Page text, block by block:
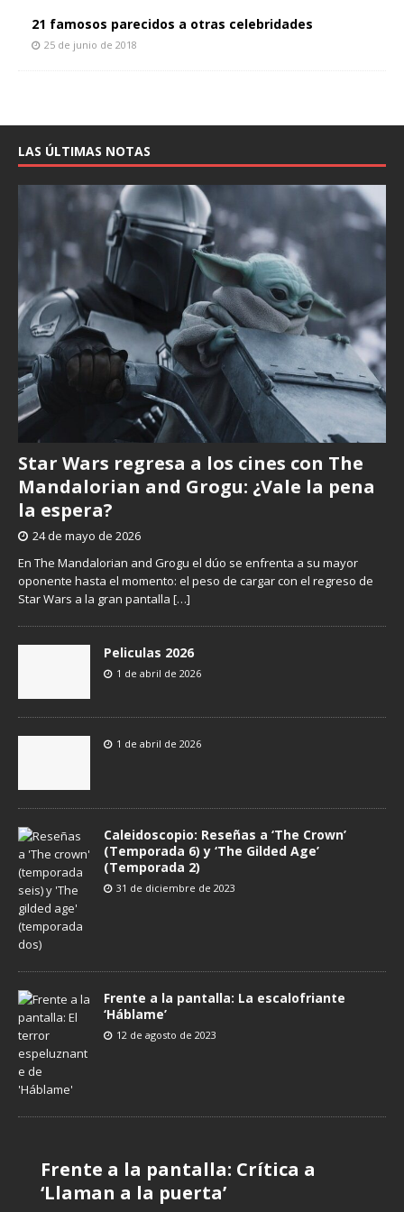
21 famosos parecidos a otras celebridades
25 de junio de 2018
LAS ÚLTIMAS NOTAS
Star Wars regresa a los cines con The
Mandalorian and Grogu: ¿Vale la pena
la espera?
24 de mayo de 2026
En The Mandalorian and Grogu el dúo se enfrenta a su mayor
oponente hasta el momento: el peso de cargar con el regreso de
Star Wars a la gran pantalla […]
Peliculas 2026
1 de abril de 2026
1 de abril de 2026
Caleidoscopio: Reseñas a ‘The Crown’
(Temporada 6) y ‘The Gilded Age’
(Temporada 2)
31 de diciembre de 2023
Frente a la pantalla: La escalofriante
‘Háblame’
12 de agosto de 2023
Frente a la pantalla: Crítica a
‘Llaman a la puerta’
Frente a la pantalla: El romance
de ‘Smiley’ en Netflix
Frente a la pantalla: ‘Élite 6’,
corregir lo perdido
Frente a la pantalla: El relato
honesto de ‘Háblame de ti’
Frente a la pantalla: Crítica a
‘Sonríe’
Frente a la pantalla: Crítica a ‘Mal
de ojo’
Frente a la pantalla: Crítica a ‘El
teléfono negro’
Caleidoscopio: Reseña de ‘Love